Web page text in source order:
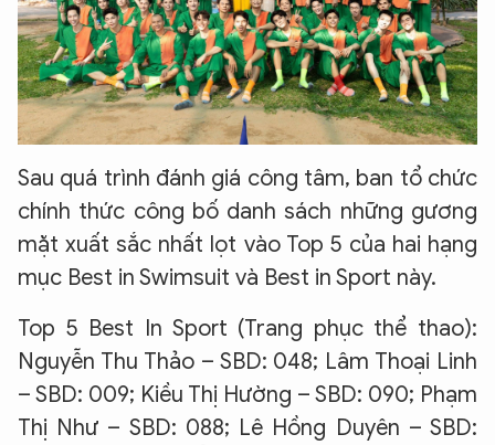
Sau quá trình đánh giá công tâm, ban tổ chức
chính thức công bố danh sách những gương
mặt xuất sắc nhất lọt vào Top 5 của hai hạng
mục Best in Swimsuit và Best in Sport này.
Top 5 Best In Sport (Trang phục thể thao):
Nguyễn Thu Thảo – SBD: 048; Lâm Thoại Linh
– SBD: 009; Kiều Thị Hường – SBD: 090; Phạm
Thị Như – SBD: 088; Lê Hồng Duyên – SBD: